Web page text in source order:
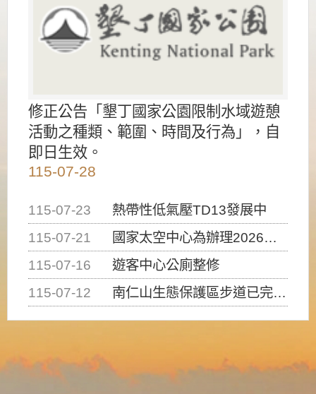
修正公告「墾丁國家公園限制水域遊憩
活動之種類、範圍、時間及行為」，自
即日生效。
115-07-28
115-07-23
熱帶性低氣壓TD13發展中
115-07-21
國家太空中心為辦理2026台灣盃火箭競賽，陸、海、空域警戒及協調相關事宜，因颱風備案事宜
115-07-16
遊客中心公廁整修
115-07-12
南仁山生態保護區步道已完成修復，自115年7月13日（星期一）起恢復開放入園，歡迎民眾依規定申請入園....